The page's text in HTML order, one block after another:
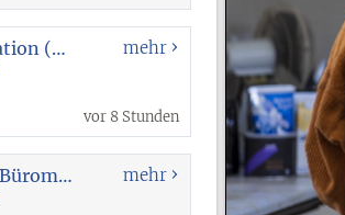
Teamleitung Personaladministration (m/w/d) mehr
vor 8 Stunden
Ausbildung Kaufmann/-frau für Büromanagement (m/w/d) mehr